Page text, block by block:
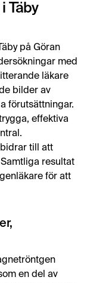
Täby
på Göran
med
läkare
bilder av
förutsättningar.
effektiva
till att
resultat
för att
en del av